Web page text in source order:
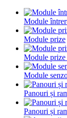
Module
Module prize
Module
Module
Panouri și
Panouri și